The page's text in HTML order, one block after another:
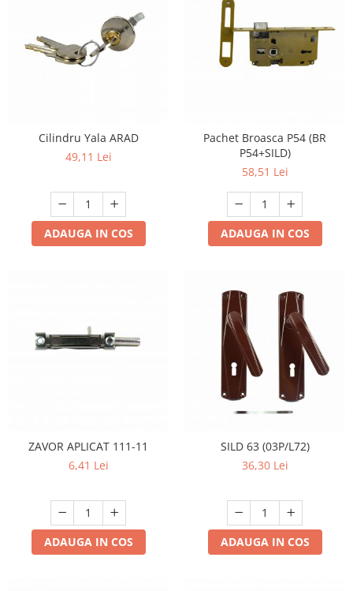
Cilindru Yala ARAD
49,11 Lei
ADAUGA IN COS
Pachet Broasca P54 (BR
P54+SILD)
58,51 Lei
ADAUGA IN COS
ZAVOR APLICAT 111-11
6,41 Lei
ADAUGA IN COS
SILD 63 (03P/L72)
36,30 Lei
ADAUGA IN COS